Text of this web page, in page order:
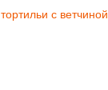
с ветчиной